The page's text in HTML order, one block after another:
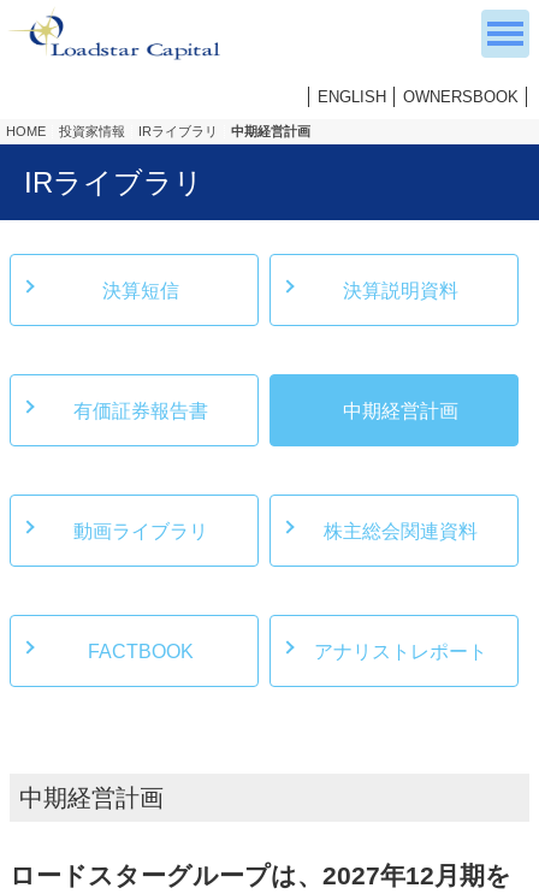
ENGLISH OWNERSBOOK
HOME 投資家情報 IRライブラリ 中期経営計画
IRライブラリ
決算短信 決算説明資料
有価証券報告書 中期経営計画
動画ライブラリ 株主総会関連資料
FACTBOOK アナリストレポート
中期経営計画
ロードスターグループは、2027年12月期を